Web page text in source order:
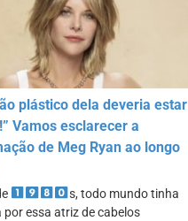
plástico dela deveria estar
Vamos esclarecer a
de Meg Ryan ao longo
s, todo mundo tinha
por essa atriz de cabelos